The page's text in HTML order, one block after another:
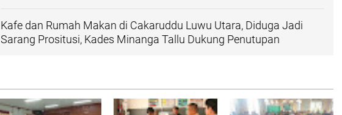
Kafe dan Rumah Makan di Cakaruddu Luwu Utara, Diduga Jadi
Sarang Prositusi, Kades Minanga Tallu Dukung Penutupan